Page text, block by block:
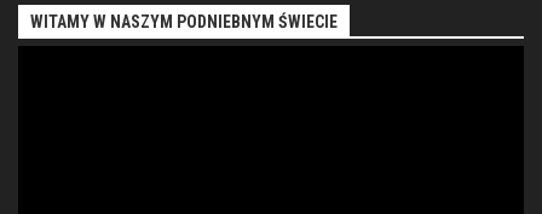
WITAMY W NASZYM PODNIEBNYM ŚWIECIE